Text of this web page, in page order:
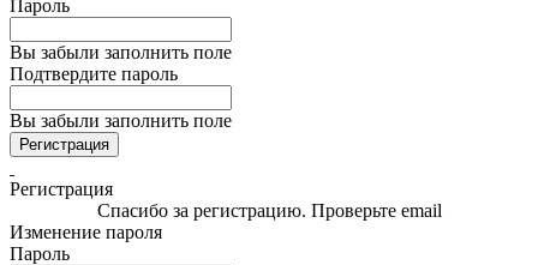
Пароль
Вы забыли заполнить поле
Подтвердите пароль
Вы забыли заполнить поле
Регистрация
Регистрация
Спасибо за регистрацию. Проверьте email
Изменение пароля
Пароль